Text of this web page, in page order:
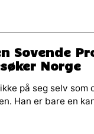
Sovende
Norge
på seg selv som
Han er bare en